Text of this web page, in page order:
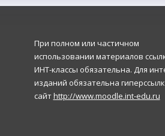
При полном или частичном
использовании материалов
ИНТ-классы обязательна. Для
изданий обязательна
сайтhttp://www.moodle.int-edu.ru